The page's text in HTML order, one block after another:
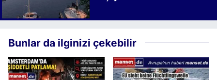
Bunlar da ilginizi çekebilir